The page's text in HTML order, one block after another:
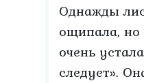
Однажды
ощипала, но
очень
следует».